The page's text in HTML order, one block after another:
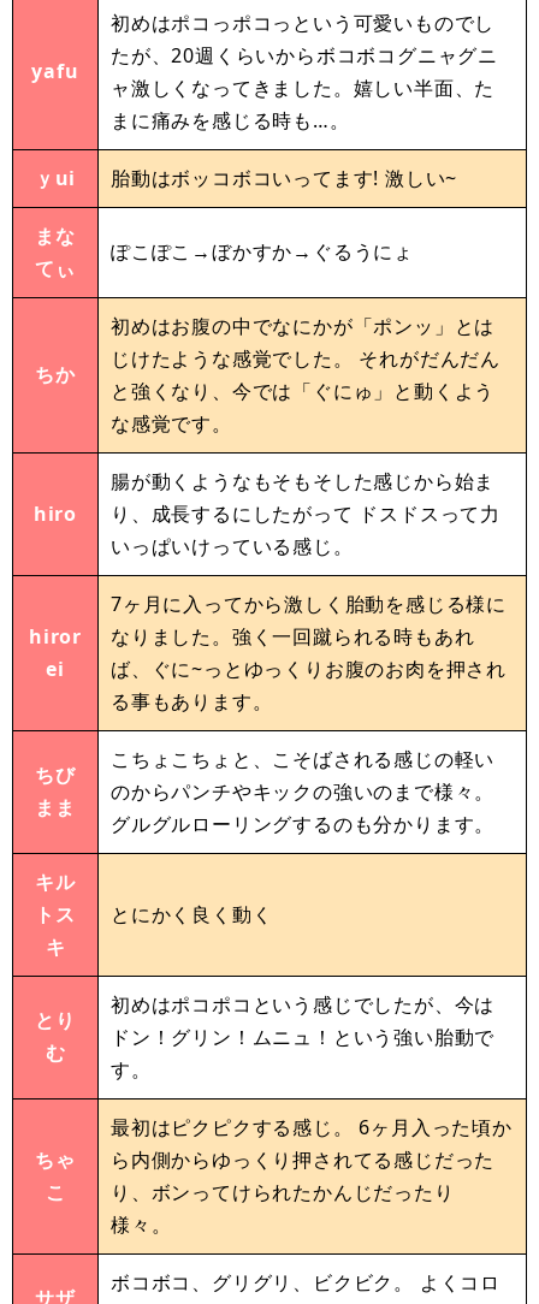
yafu
初めはポコっポコっという可愛いものでし
たが、20週くらいからボコボコグニャグニ
ャ激しくなってきました。嬉しい半面、た
まに痛みを感じる時も…。
ｙui 胎動はボッコボコいってます! 激しい~
まな
てぃ
ぽこぽこ→ぼかすか→ぐるうにょ
ちか
初めはお腹の中でなにかが「ポンッ」とは
じけたような感覚でした。 それがだんだん
と強くなり、今では「ぐにゅ」と動くよう
な感覚です。
hiro
腸が動くようなもそもそした感じから始ま
り、成長するにしたがって ドスドスって力
いっぱいけっている感じ。
hiror
ei
7ヶ月に入ってから激しく胎動を感じる様に
なりました。強く一回蹴られる時もあれ
ば、ぐに~っとゆっくりお腹のお肉を押され
る事もあります。
ちび
まま
こちょこちょと、こそばされる感じの軽い
のからパンチやキックの強いのまで様々。
グルグルローリングするのも分かります。
キル
トス
キ
とにかく良く動く
とり
む
初めはポコポコという感じでしたが、今は
ドン！グリン！ムニュ！という強い胎動で
す。
ちゃ
こ
最初はピクピクする感じ。 6ヶ月入った頃か
ら内側からゆっくり押されてる感じだった
り、ボンってけられたかんじだったり
様々。
サザ
ボコボコ、グリグリ、ビクビク。 よくコロ